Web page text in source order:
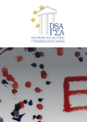
content